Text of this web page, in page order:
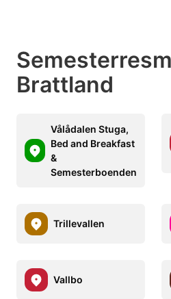
Brattland
Vålådalen Stuga,
Bed and Breakfast
&
Semesterboenden
Trillevallen
Vallbo